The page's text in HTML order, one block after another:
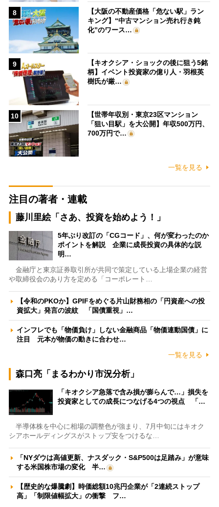
8
【大阪の不動産価格「危ない駅」ラン
キング】“中古マンション売れ行き鈍
化”のワース…
9
【キオクシア・ショックの後に狙う5銘
柄】イベント投資家の億り人・羽根英
樹氏が厳…
10
【世帯年収別・東京23区マンション
「狙い目駅」を大公開】年収500万円、
700万円で…
一覧を見る
注目の著者・連載
藤川里絵「さあ、投資を始めよう！」
5年ぶり改訂の「CGコード」、何が変わったのか
ポイントを解説 企業に成長投資の具体的な説
明…
金融庁と東京証券取引所が共同で策定している上場企業の経営
や取締役会のあり方を定める「コーポレート…
【令和のPKOか】GPIFをめぐる片山財務相の「円資産への投
資拡大」発言の波紋 「国債重視」…
インフレでも「物価負け」しない金融商品「物価連動国債」に
注目 元本が物価の動きに合わせ…
一覧を見る
森口亮「まるわかり市況分析」
「キオクシア急落で含み損が膨らんで…」損失を
投資家としての成長につなげる4つの視点 「…
半導体株を中心に相場の調整色が強まり、7月中旬にはキオク
シアホールディングスがストップ安をつけるな…
「NYダウは高値更新、ナスダック・S&P500は足踏み」が意味
する米国株市場の変化 半…
【歴史的な爆騰劇】時価総額10兆円企業が「2連続ストップ
高」「制限値幅拡大」の衝撃 フ…